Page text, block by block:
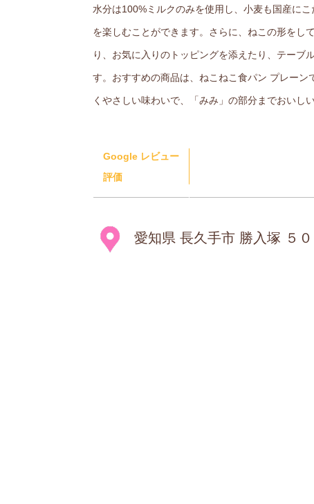
水分は100%ミルクのみを使用し、小麦も国産に
を楽しむことができます。さらに、ねこの形をし
り、お気に入りのトッピングを添えたり、テーブ
す。おすすめの商品は、ねこねこ食パン プレー
くやさしい味わいで、「みみ」の部分までおいし
Google レビュー
評価
愛知県 長久手市 勝入塚 ５